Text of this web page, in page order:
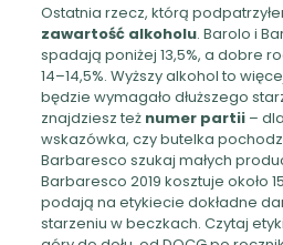
Ostatnia rzecz, którą
zawartość alkoholu. Barolo i
spadają poniżej 13,5%, a dobre
14–14,5%. Wyższy alkohol to
będzie wymagało dłuższego
znajdziesz też numer partii–
wskazówka, czy butelka
Barbaresco szukaj małych
Barbaresco 2019 kosztuje około
podają na etykiecie dokładne
starzeniu w beczkach. Czytaj